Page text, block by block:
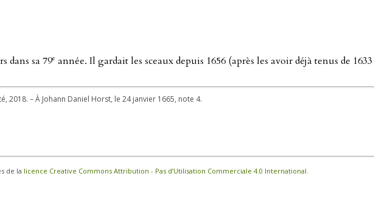
dans sa 79e année. Il gardait les sceaux depuis 1656 (après les avoir déjà tenus de 1633
– À Johann Daniel Horst, le 24 janvier 1665, note 4.
de la licence Creative Commons Attribution - Pas d’Utilisation Commerciale 4.0 International.